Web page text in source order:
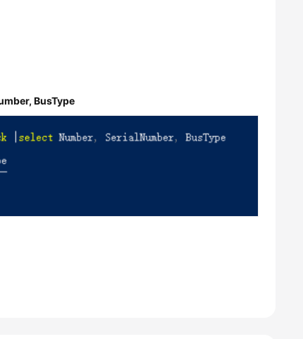
BusType